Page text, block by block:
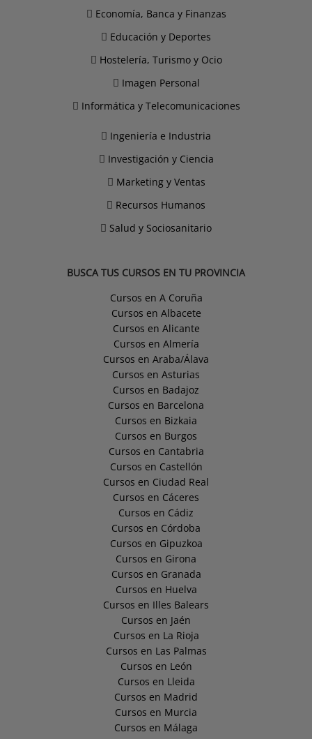
Economía, Banca y Finanzas
Educación y Deportes
Hostelería, Turismo y Ocio
Imagen Personal
Informática y Telecomunicaciones
Ingeniería e Industria
Investigación y Ciencia
Marketing y Ventas
Recursos Humanos
Salud y Sociosanitario
BUSCA TUS CURSOS EN TU PROVINCIA
Cursos en A Coruña
Cursos en Albacete
Cursos en Alicante
Cursos en Almería
Cursos en Araba/Álava
Cursos en Asturias
Cursos en Badajoz
Cursos en Barcelona
Cursos en Bizkaia
Cursos en Burgos
Cursos en Cantabria
Cursos en Castellón
Cursos en Ciudad Real
Cursos en Cáceres
Cursos en Cádiz
Cursos en Córdoba
Cursos en Gipuzkoa
Cursos en Girona
Cursos en Granada
Cursos en Huelva
Cursos en Illes Balears
Cursos en Jaén
Cursos en La Rioja
Cursos en Las Palmas
Cursos en León
Cursos en Lleida
Cursos en Madrid
Cursos en Murcia
Cursos en Málaga